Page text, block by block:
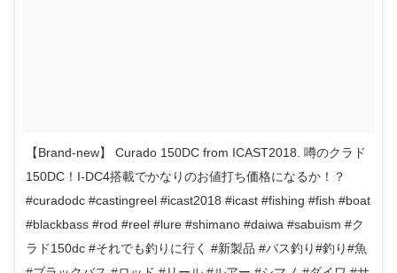
【Brand-new】 Curado 150DC from ICAST2018. 噂のクラド
150DC！I-DC4搭載でかなりのお値打ち価格になるか！？
#curadodc #castingreel #icast2018 #icast #fishing #fish #boat
#blackbass #rod #reel #lure #shimano #daiwa #sabuism #ク
ラド150dc #それでも釣りに行く #新製品 #バス釣り#釣り#魚